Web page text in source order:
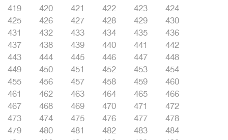
419
420 421 422 423
424
425
426 427 428 429
430
431
432 433 434 435
436
437
438 439 440 441
442
443
444 445 446 447
448
449
450 451 452 453
454
455
456 457 458 459
460
461
462 463 464 465
466
467
468 469 470 471
472
473
474 475 476 477
478
479
480 481 482 483
484